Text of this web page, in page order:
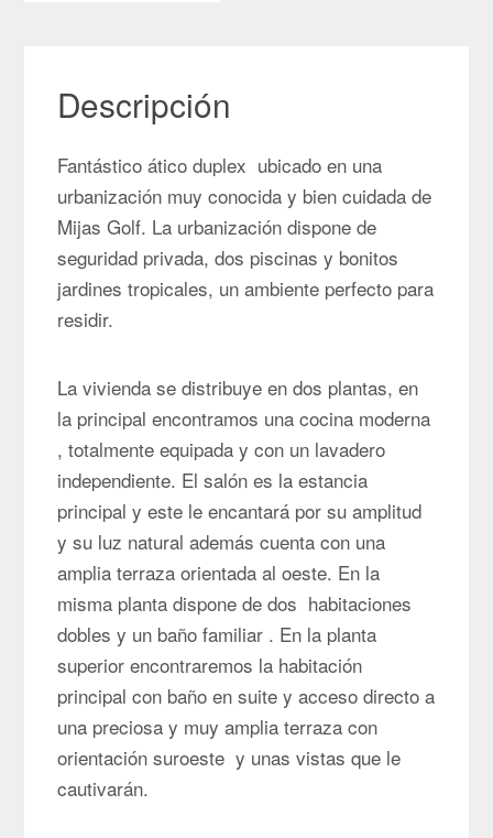
Descripción
Fantástico ático duplex ubicado en una
urbanización muy conocida y bien cuidada de
Mijas Golf. La urbanización dispone de
seguridad privada, dos piscinas y bonitos
jardines tropicales, un ambiente perfecto para
residir.
La vivienda se distribuye en dos plantas, en
la principal encontramos una cocina moderna
, totalmente equipada y con un lavadero
independiente. El salón es la estancia
principal y este le encantará por su amplitud
y su luz natural además cuenta con una
amplia terraza orientada al oeste. En la
misma planta dispone de dos habitaciones
dobles y un baño familiar . En la planta
superior encontraremos la habitación
principal con baño en suite y acceso directo a
una preciosa y muy amplia terraza con
orientación suroeste y unas vistas que le
cautivarán.